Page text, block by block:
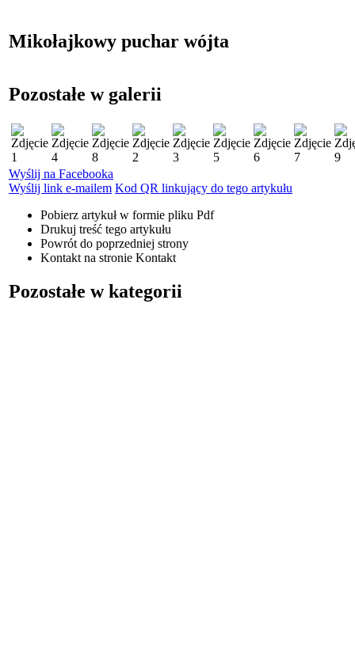
Mikołajkowy puchar wójta
Pozostałe w galerii
Wyślij na Facebooka
Wyślij link e-mailem Kod QR linkujący do tego artykułu
Pobierz artykuł w formie pliku Pdf
Drukuj treść tego artykułu
Powrót do poprzedniej strony
Kontakt na stronie Kontakt
Pozostałe w kategorii